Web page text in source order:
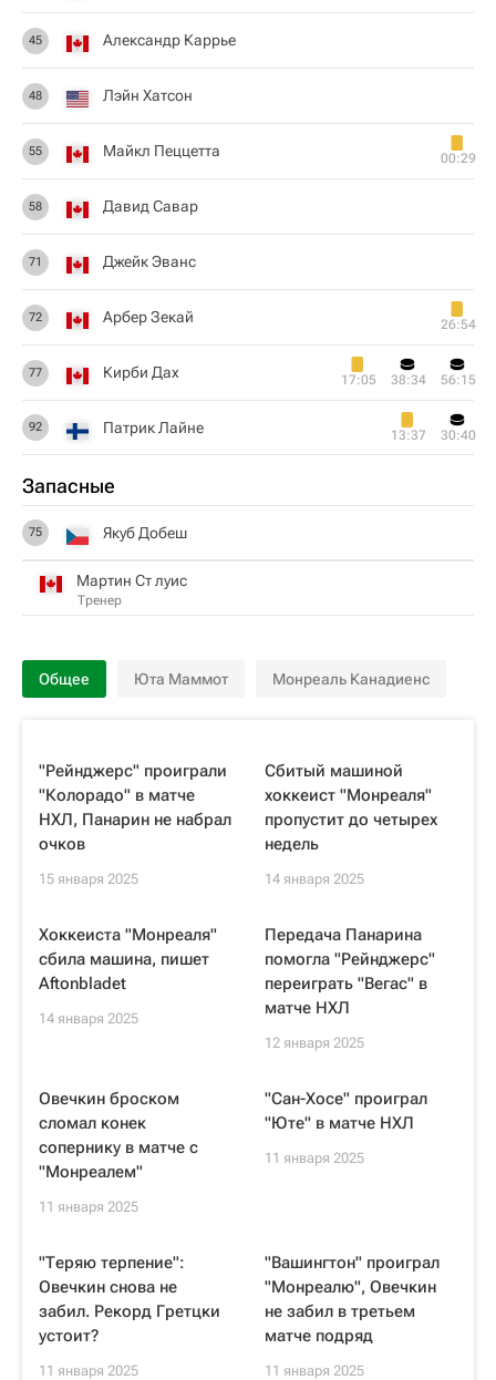
45 Александр Каррье
48 Лэйн Хатсон
55 Майкл Пеццетта 00:29
58 Давид Савар
71 Джейк Эванс
72 Арбер Зекай 26:54
77 Кирби Дах 17:05 38:34 56:15
92 Патрик Лайне 13:37 30:40
Запасные
75 Якуб Добеш
Мартин Ст луис
Тренер
Общее Юта Маммот Монреаль Канадиенс
"Рейнджерс" проиграли
"Колорадо" в матче
НХЛ, Панарин не набрал
очков
15 января 2025
Сбитый машиной
хоккеист "Монреаля"
пропустит до четырех
недель
14 января 2025
Хоккеиста "Монреаля"
сбила машина, пишет
Aftonbladet
14 января 2025
Передача Панарина
помогла "Рейнджерс"
переиграть "Вегас" в
матче НХЛ
12 января 2025
Овечкин броском
сломал конек
сопернику в матче с
"Монреалем"
11 января 2025
"Сан-Хосе" проиграл
"Юте" в матче НХЛ
11 января 2025
"Теряю терпение":
Овечкин снова не
забил. Рекорд Гретцки
устоит?
11 января 2025
"Вашингтон" проиграл
"Монреалю", Овечкин
не забил в третьем
матче подряд
11 января 2025